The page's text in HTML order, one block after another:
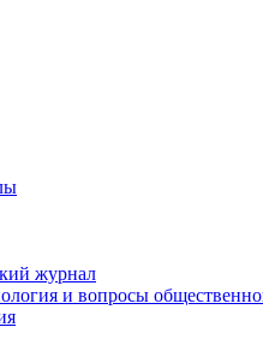
журнал
и вопросы